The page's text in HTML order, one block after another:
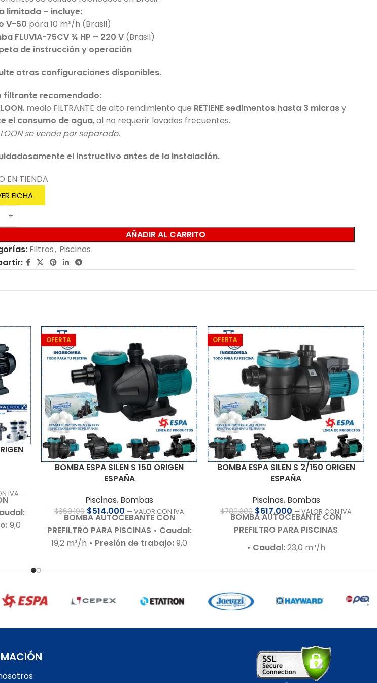
limitada – incluye:
V-50 para 10 m³/h (Brasil)
FLUVIA-75CV ¾ HP – 220 V(Brasil)
de instrucción y operación
otras configuraciones disponibles.
filtrante recomendado:
, medio FILTRANTE de alto rendimiento que RETIENE sedimentos hasta 3 micrasy
el consumo de agua, al no requerir lavados frecuentes.
se vende por separado.
el instructivo antes de la instalación.
EN TIENDA
FICHA
AÑADIR AL CARRITO
Filtros, Piscinas
IVA
9,0
•
OFERTA
BOMBA ESPA SILEN S 150 ORIGEN
ESPAÑA
Piscinas, Bombas
$660.100 $514.000 — VALOR CON IVA
BOMBA AUTOCEBANTE CON
PREFILTRO PARA PISCINAS • Caudal:
19,2 m³/h • Presión de trabajo:9,0
Incluye: Racor de conexiones para
63 x 50 mm• Compatible con:Agua
hidráulico:En tecnopolímeros de
OFERTA
BOMBA ESPA SILEN S 2/150 ORIGEN
ESPAÑA
Piscinas, Bombas
$789.300 $617.000 — VALOR CON IVA
BOMBA AUTOCEBANTE CON
PREFILTRO PARA PISCINAS
• Caudal:23,0 m³/h
• Motor:1,5 HP – 220 V – Bajo nivel
• Autoaspirante:Hasta 4 m.c.a.
• Incluye:
Hasta 7 g/L
• Cuerpo hidráulico:En
tecnopolímeros de alta calidad